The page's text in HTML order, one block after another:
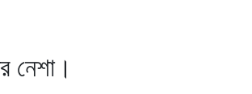
নেশা।